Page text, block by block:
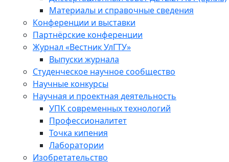
Материалы и справочные сведения
Конференции и выставки
Партнёрские конференции
Журнал «Вестник УлГТУ»
Выпуски журнала
Студенческое научное сообщество
Научные конкурсы
Научная и проектная деятельность
УПК современных технологий
Профессионалитет
Точка кипения
Лаборатории
Изобретательство